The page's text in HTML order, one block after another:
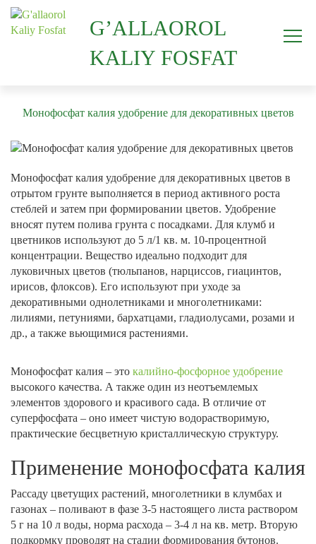
G’ALLAOROL
KALIY FOSFAT
Монофосфат калия удобрение для декоративных цветов
Монофосфат калия удобрение для декоративных цветов в
отрытом грунте выполняется в период активного роста
стеблей и затем при формировании цветов. Удобрение
вносят путем полива грунта с посадками. Для клумб и
цветников используют до 5 л/1 кв. м. 10-процентной
концентрации. Вещество идеально подходит для
луковичных цветов (тюльпанов, нарциссов, гиацинтов,
ирисов, флоксов). Его используют при уходе за
декоративными однолетниками и многолетниками:
лилиями, петуниями, бархатцами, гладиолусами, розами и
др., а также вьющимися растениями.
Монофосфат калия – это калийно-фосфорное удобрение
высокого качества. А также один из неотъемлемых
элементов здорового и красивого сада. В отличие от
суперфосфата – оно имеет чистую водорастворимую,
практические бесцветную кристаллическую структуру.
Применение монофосфата калия
Рассаду цветущих растений, многолетники в клумбах и
газонах – поливают в фазе 3-5 настоящего листа раствором
5 г на 10 л воды, норма расхода – 3-4 л на кв. метр. Вторую
подкормку проводят на стадии формирования бутонов.